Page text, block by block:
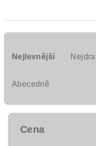
Nejlevnější
Abecedně
Cena